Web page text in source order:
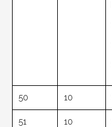
50 10
51 10